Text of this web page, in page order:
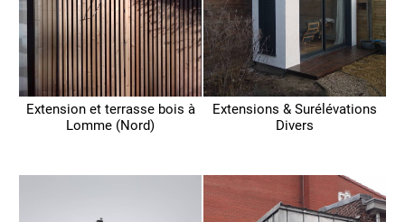
Extension et terrasse bois à
Lomme (Nord)
Extensions & Surélévations
Divers